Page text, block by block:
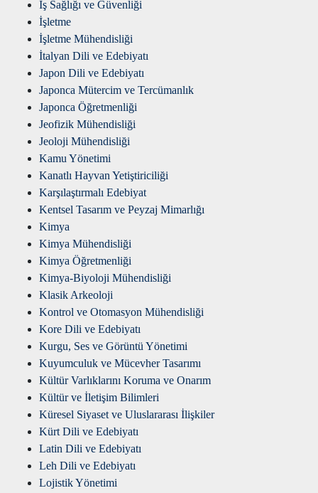
İş Sağlığı ve Güvenliği
İşletme
İşletme Mühendisliği
İtalyan Dili ve Edebiyatı
Japon Dili ve Edebiyatı
Japonca Mütercim ve Tercümanlık
Japonca Öğretmenliği
Jeofizik Mühendisliği
Jeoloji Mühendisliği
Kamu Yönetimi
Kanatlı Hayvan Yetiştiriciliği
Karşılaştırmalı Edebiyat
Kentsel Tasarım ve Peyzaj Mimarlığı
Kimya
Kimya Mühendisliği
Kimya Öğretmenliği
Kimya-Biyoloji Mühendisliği
Klasik Arkeoloji
Kontrol ve Otomasyon Mühendisliği
Kore Dili ve Edebiyatı
Kurgu, Ses ve Görüntü Yönetimi
Kuyumculuk ve Mücevher Tasarımı
Kültür Varlıklarını Koruma ve Onarım
Kültür ve İletişim Bilimleri
Küresel Siyaset ve Uluslararası İlişkiler
Kürt Dili ve Edebiyatı
Latin Dili ve Edebiyatı
Leh Dili ve Edebiyatı
Lojistik Yönetimi